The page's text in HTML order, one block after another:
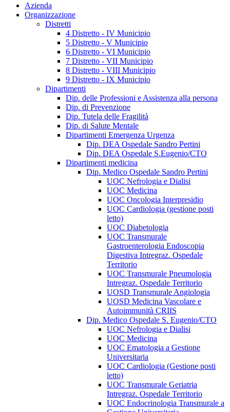
Azienda
Organizzazione
Distretti
4 Distretto - IV Municipio
5 Distretto - V Municipio
6 Distretto - VI Municipio
7 Distretto - VII Municipio
8 Distretto - VIII Municipio
9 Distretto - IX Municipio
Dipartimenti
Dip. delle Professioni e Assistenza alla persona
Dip. di Prevenzione
Dip. Tutela delle Fragilità
Dip. di Salute Mentale
Dipartimenti Emergenza Urgenza
Dip. DEA Ospedale Sandro Pertini
Dip. DEA Ospedale S.Eugenio/CTO
Dipartimenti medicina
Dip. Medico Ospedale Sandro Pertini
UOC Nefrologia e Dialisi
UOC Medicina
UOC Oncologia Interpresidio
UOC Cardiologia (gestione posti
letto)
UOC Diabetologia
UOC Transmurale
Gastroenterologia Endoscopia
Digestiva Intregraz. Ospedale
Territorio
UOC Transmurale Pneumologia
Intregraz. Ospedale Territorio
UOSD Transmurale Angiologia
UOSD Medicina Vascolare e
Autoimmunità CRIIS
Dip. Medico Ospedale S. Eugenio/CTO
UOC Nefrologia e Dialisi
UOC Medicina
UOC Ematologia a Gestione
Universitaria
UOC Cardiologia (Gestione posti
letto)
UOC Transmurale Geriatria
Intregraz. Ospedale Territorio
UOC Endocrinologia Transmurale a